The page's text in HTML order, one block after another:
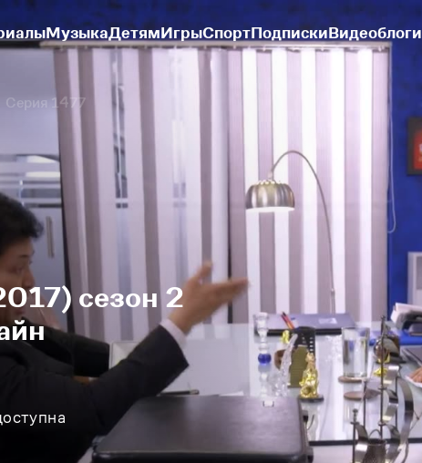
МузыкаДетямИгрыСпортПодпискиВидеоблоги
Серия 1477
сезон 2